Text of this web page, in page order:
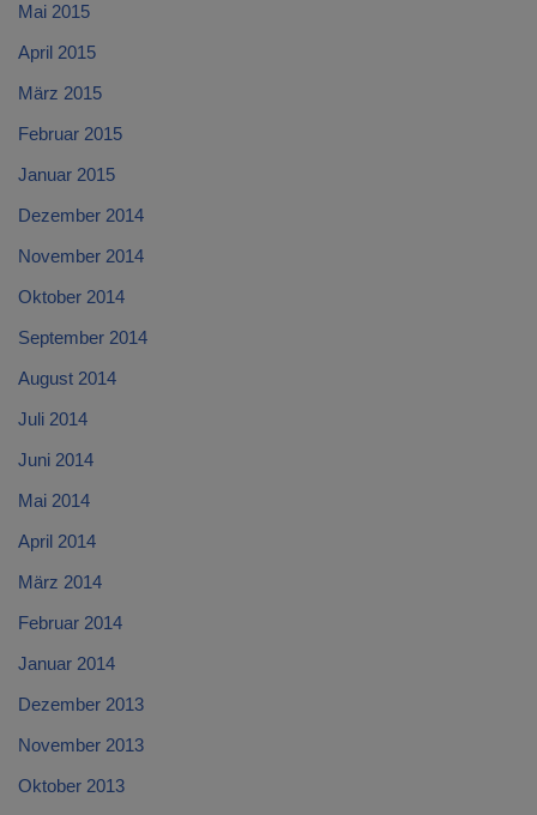
Mai 2015
April 2015
März 2015
Februar 2015
Januar 2015
Dezember 2014
November 2014
Oktober 2014
September 2014
August 2014
Juli 2014
Juni 2014
Mai 2014
April 2014
März 2014
Februar 2014
Januar 2014
Dezember 2013
November 2013
Oktober 2013